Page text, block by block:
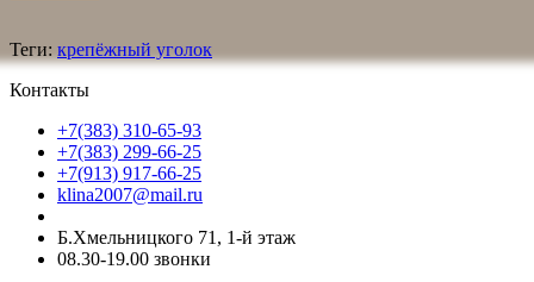
Теги: крепёжный уголок
Контакты
+7(383) 310-65-93
+7(383) 299-66-25
+7(913) 917-66-25
klina2007@mail.ru
Б.Хмельницкого 71, 1-й этаж
08.30-19.00 звонки